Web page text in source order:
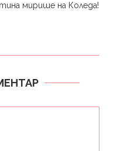
мирише на Коледа!